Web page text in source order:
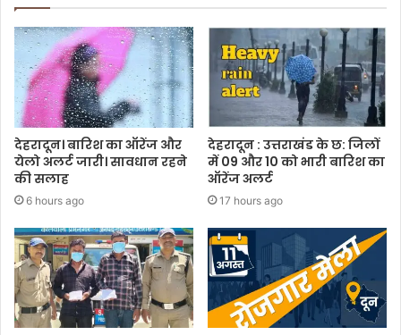
देहरादून। बारिश का ऑरेंज और
येलो अलर्ट जारी। सावधान रहने
की सलाह
6 hours ago
देहरादून : उत्तराखंड के छ: जिलों
में 09 और 10 को भारी बारिश का
ऑरेंज अलर्ट
17 hours ago